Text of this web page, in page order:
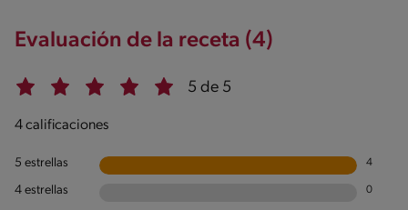
Evaluación de la receta (4)
5 de 5
4 calificaciones
5 estrellas 4
4 estrellas 0